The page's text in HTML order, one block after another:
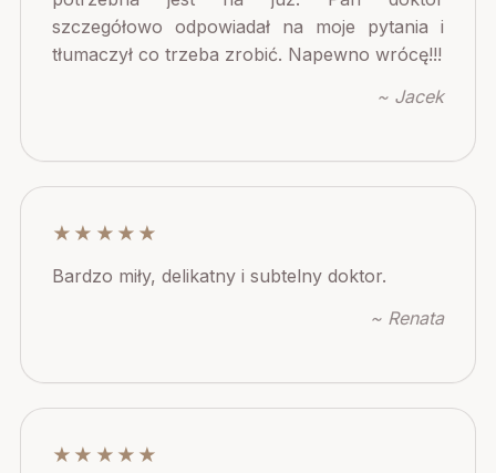
szczegółowo odpowiadał na moje pytania i
tłumaczył co trzeba zrobić. Napewno wrócę!!!
~ Jacek
★★★★★
Bardzo miły, delikatny i subtelny doktor.
~ Renata
★★★★★